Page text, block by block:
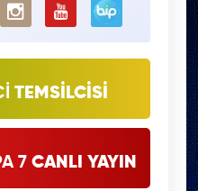
BiP
TEMSİLCİSİ
7 CANLI YAYIN